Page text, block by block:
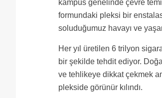
kampüs genelinde çevre
formundaki pleksi bir
soluduğumuz havayı ve
Her yıl üretilen 6 trilyon
bir şekilde tehdit ediyor.
ve tehlikeye dikkat çekmek
plekside görünür kılındı.